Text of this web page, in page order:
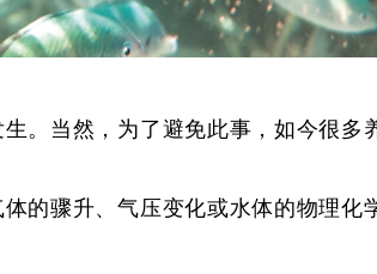
。当然，为了避免此事，如今很多
的骤升、气压变化或水体的物理化